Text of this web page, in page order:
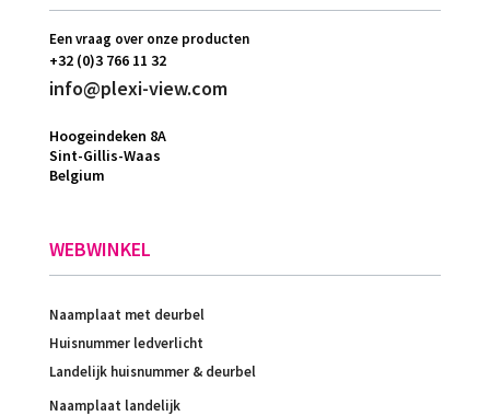
Een vraag over onze producten
+32 (0)3 766 11 32
info@plexi-view.com
Hoogeindeken 8A
Sint-Gillis-Waas
Belgium
WEBWINKEL
Naamplaat met deurbel
Huisnummer ledverlicht
Landelijk huisnummer & deurbel
Naamplaat landelijk